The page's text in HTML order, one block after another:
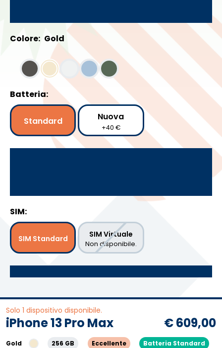
Colore: Gold
Batteria:
Standard Nuova
+40 €
SIM:
SIM Standard SIM Virtuale
Non disponibile.
Solo 1 dispositivo disponibile.
iPhone 13 Pro Max € 609,00
Gold 256 GB Eccellente Batteria Standard